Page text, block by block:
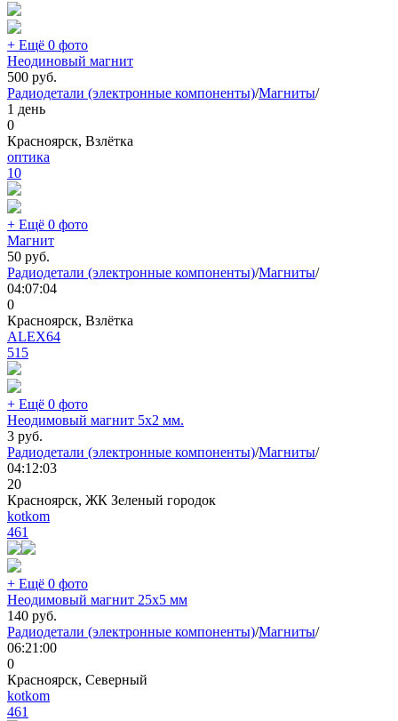
+ Ещё 0 фото
Неодиновый магнит
500 руб.
Радиодетали (электронные компоненты)/Магниты/
1 день
0
Красноярск, Взлётка
оптика
10
+ Ещё 0 фото
Магнит
50 руб.
Радиодетали (электронные компоненты)/Магниты/
04:07:04
0
Красноярск, Взлётка
ALEX64
515
+ Ещё 0 фото
Неодимовый магнит 5х2 мм.
3 руб.
Радиодетали (электронные компоненты)/Магниты/
04:12:03
20
Красноярск, ЖК Зеленый городок
kotkom
461
+ Ещё 0 фото
Неодимовый магнит 25х5 мм
140 руб.
Радиодетали (электронные компоненты)/Магниты/
06:21:00
0
Красноярск, Северный
kotkom
461